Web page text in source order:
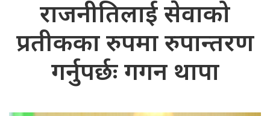
राजनीतिलाई सेवाको
प्रतीकका रुपमा रुपान्तरण
गर्नुपर्छः गगन थापा